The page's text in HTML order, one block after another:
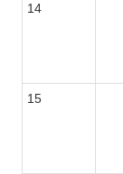
14
15